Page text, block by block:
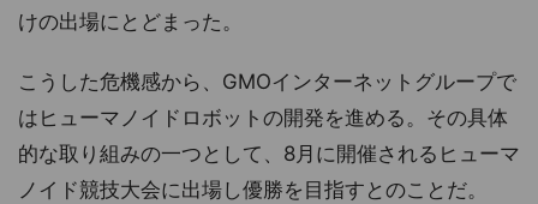
けの出場にとどまった。
こうした危機感から、GMOインターネットグループで
はヒューマノイドロボットの開発を進める。その具体
的な取り組みの一つとして、8月に開催されるヒューマ
ノイド競技大会に出場し優勝を目指すとのことだ。